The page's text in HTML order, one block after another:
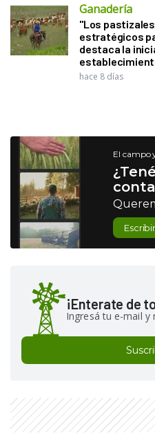
Ganadería
"Los
estratégicos
destaca la
hace 8 días
El campo
¡Enterate de
Ingresá tu e-mail y